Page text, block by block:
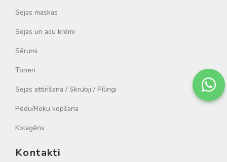
Sejas maskas
Sejas un acu krēmi
Sērumi
Toneri
Sejas attīrīšana / Skrubji / Pīlingi
Pēdu/Roku kopšana
Kolagēns
Kontakti